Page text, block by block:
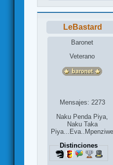
LeBastard
Baronet
Veterano
Mensajes: 2273
Naku Penda Piya,
Naku Taka
Piya...Eva..Mpenziwe
Distinciones